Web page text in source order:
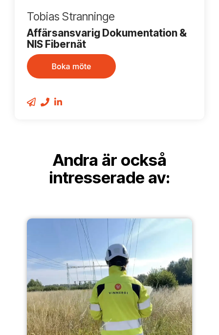
Tobias Stranninge
Affärsansvarig Dokumentation &
NIS Fibernät
Andra är också
intresserade av: